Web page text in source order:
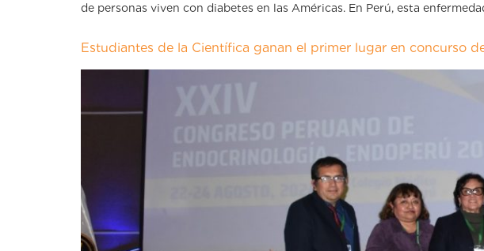
de personas viven con diabetes en las Américas. En Perú, esta
Estudiantes de la Científica ganan el primer lugar en concurso